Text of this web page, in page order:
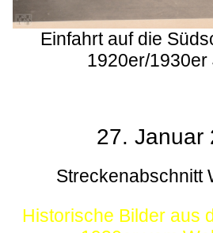
Einfahrt auf die
1920er/1930er
27. Januar
Streckenabschnitt
Historische Bilder aus